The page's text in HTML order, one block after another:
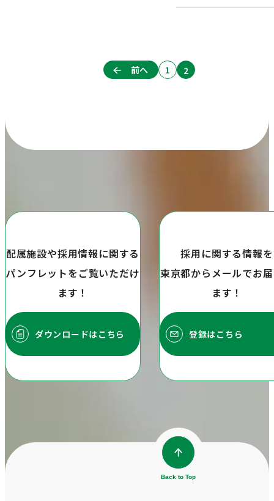
前へ 1 2
配属施設や採用情報に関する
パンフレットをご覧いただけ
ます！
ダウンロードはこちら
採用に関する情報を
東京都からメールでお
ます！
登録はこちら
Back to Top